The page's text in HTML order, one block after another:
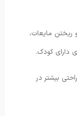
ریختن مایعات،
دارای کودک.
بیشتر در